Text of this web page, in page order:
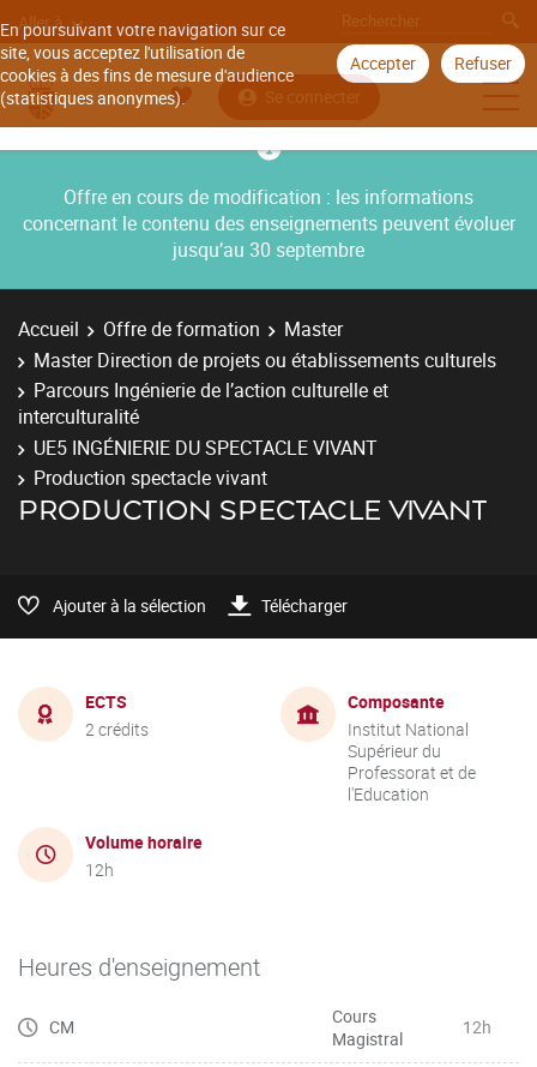
En poursuivant votre navigation sur ce
site, vous acceptez l'utilisation de
cookies à des fins de mesure d'audience
(statistiques anonymes).
Accepter Refuser
Aller à
Se connecter
Offre en cours de modification : les informations
concernant le contenu des enseignements peuvent évoluer
jusqu’au 30 septembre
Accueil Offre de formation
Master
Master Direction de projets ou établissements culturels
Parcours Ingénierie de l’action culturelle et
interculturalité
UE5 INGÉNIERIE DU SPECTACLE VIVANT
Production spectacle vivant
PRODUCTION SPECTACLE VIVANT
Ajouter à la sélection Télécharger
ECTS
2 crédits
Composante
Institut National
Supérieur du
Professorat et de
l'Education
Volume horaire
12h
Heures d'enseignement
CM
Cours
Magistral
12h